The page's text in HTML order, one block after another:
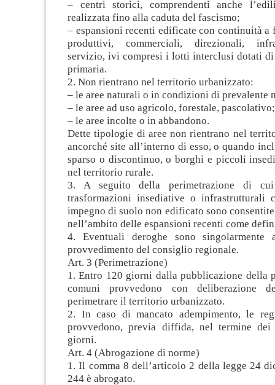
– centri storici, comprendenti anche
realizzata fino alla caduta del fascismo;
– espansioni recenti edificate con continuità
produttivi, commerciali, direzionali,
servizio, ivi compresi i lotti interclusi dotati di
primaria.
2. Non rientrano nel territorio urbanizzato:
– le aree naturali o in condizioni di prevalente
– le aree ad uso agricolo, forestale, pascolativo;
– le aree incolte o in abbandono.
Dette tipologie di aree non rientrano nel
ancorché site all’interno di esso, o quando
sparso o discontinuo, o borghi e piccoli
nel territorio rurale.
3. A seguito della perimetrazione di
trasformazioni insediative o infrastrutturali
impegno di suolo non edificato sono
nell’ambito delle espansioni recenti come
4. Eventuali deroghe sono singolarmente
provvedimento del consiglio regionale.
Art. 3 (Perimetrazione)
1. Entro 120 giorni dalla pubblicazione della
comuni provvedono con deliberazione
perimetrare il territorio urbanizzato.
2. In caso di mancato adempimento, le
provvedono, previa diffida, nel termine dei
giorni.
Art. 4 (Abrogazione di norme)
1. Il comma 8 dell’articolo 2 della legge 24
244 è abrogato.